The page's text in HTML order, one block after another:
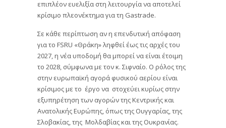
επιπλέον ευελιξία στη λειτουργία να αποτελεί
κρίσιμο πλεονέκτημα για τη Gastrade.
Σε κάθε περίπτωση αν η επενδυτική απόφαση
για το FSRU «Θράκη» ληφθεί έως τις αρχές του
2027, η νέα υποδομή θα μπορεί να είναι έτοιμη
το 2028, σύμφωνα με τον κ. Σιφναίο. Ο ρόλος της
στην ευρωπαϊκή αγορά φυσικού αερίου είναι
κρίσιμος με το έργο να στοχεύει κυρίως στην
εξυπηρέτηση των αγορών της Κεντρικής και
Ανατολικής Ευρώπης, όπως της Ουγγαρίας, της
Σλοβακίας, της Μολδαβίας και της Ουκρανίας.